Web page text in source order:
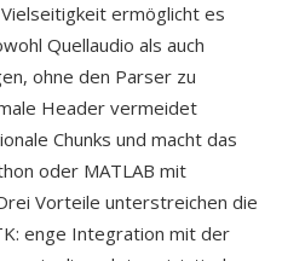
ermöglicht es
Quellaudio als auch
ohne den Parser zu
Header vermeidet
Chunks und macht das
oder MATLAB mit
Vorteile unterstreichen die
enge Integration mit der